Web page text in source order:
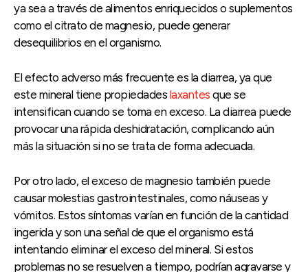
ya sea a través de alimentos enriquecidos o suplementos
como el citrato de magnesio, puede generar
desequilibrios en el organismo.
El efecto adverso más frecuente es la diarrea, ya que
este mineral tiene propiedades laxantes que se
intensifican cuando se toma en exceso. La diarrea puede
provocar una rápida deshidratación, complicando aún
más la situación si no se trata de forma adecuada.
Por otro lado, el exceso de magnesio también puede
causar molestias gastrointestinales, como náuseas y
vómitos. Estos síntomas varían en función de la cantidad
ingerida y son una señal de que el organismo está
intentando eliminar el exceso del mineral. Si estos
problemas no se resuelven a tiempo, podrían agravarse y